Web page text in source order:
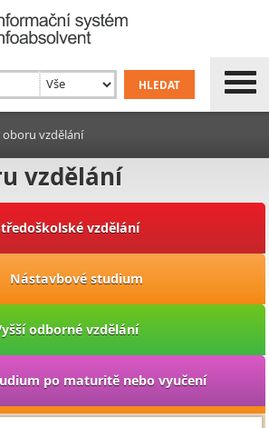
oboru vzdělání
vzdělání
vzdělání
Nástavbové studium
odborné vzdělání
po maturitě nebo vyučení